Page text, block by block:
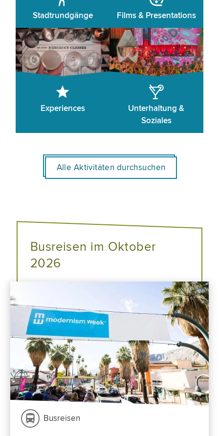
Stadtrundgänge Films & Presentations
Experiences
Unterhaltung &
Soziales
Alle Aktivitäten durchsuchen
Busreisen im Oktober
2026
Busreisen